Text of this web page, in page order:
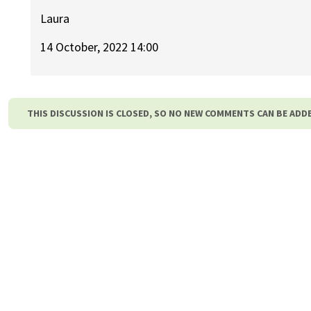
Laura
14 October, 2022 14:00
THIS DISCUSSION IS CLOSED, SO NO NEW COMMENTS CAN BE